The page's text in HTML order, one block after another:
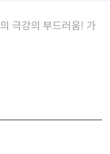
극강의 부드러움! 가